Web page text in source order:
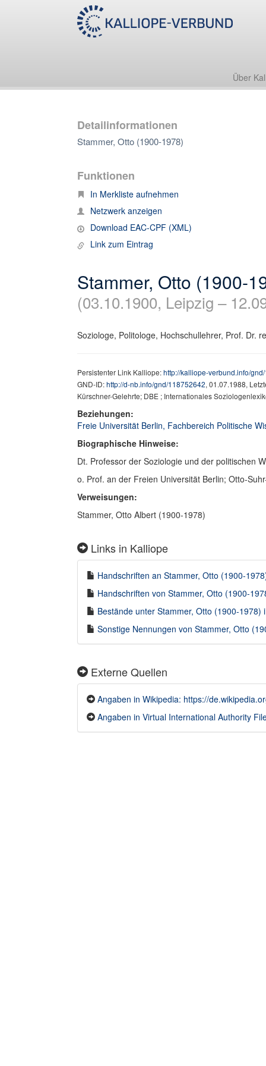
Über
Detailinformationen
Stammer, Otto (1900-1978)
Funktionen
In Merkliste aufnehmen
Netzwerk anzeigen
Download EAC-CPF (XML)
Link zum Eintrag
Stammer, Otto (1900-
(03.10.1900, Leipzig –
Soziologe, Politologe, Hochschullehrer, Prof. Dr.
Persistenter Link Kalliope:http://kalliope-verbund.info/
GND-ID:http://d-nb.info/gnd/118752642, 01.07.1988,
Kürschner-Gelehrte; DBE ; Internationales
Beziehungen:
Freie Universität Berlin, Fachbereich Politische
Biographische Hinweise:
Dt. Professor der Soziologie und der politischen
o. Prof. an der Freien Universität Berlin; Otto-
Verweisungen:
Stammer, Otto Albert (1900-1978)
Links in Kalliope
Handschriften an Stammer, Otto (1900-
Handschriften von Stammer, Otto (1900-
Bestände unter Stammer, Otto (1900-1978)
Sonstige Nennungen von Stammer, Otto
Externe Quellen
Angaben in Wikipedia: https://
Angaben in Virtual International Authority